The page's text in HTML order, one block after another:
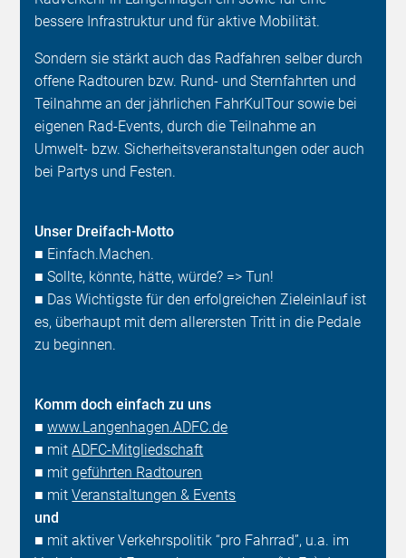
bessere Infrastruktur und für aktive Mobilität.
Sondern sie stärkt auch das Radfahren selber durch
offene Radtouren bzw. Rund- und Sternfahrten und
Teilnahme an der jährlichen FahrKulTour sowie bei
eigenen Rad-Events, durch die Teilnahme an
Umwelt- bzw. Sicherheitsveranstaltungen oder auch
bei Partys und Festen.
Unser Dreifach-Motto
■ Einfach.Machen.
■ Sollte, könnte, hätte, würde? => Tun!
■ Das Wichtigste für den erfolgreichen Zieleinlauf ist
es, überhaupt mit dem allerersten Tritt in die Pedale
zu beginnen.
Komm doch einfach zu uns
■www.Langenhagen.ADFC.de
■ mitADFC-Mitgliedschaft
■ mitgeführten Radtouren
■ mitVeranstaltungen & Events
und
■ mit aktiver Verkehrspolitik “pro Fahrrad”, u.a. im